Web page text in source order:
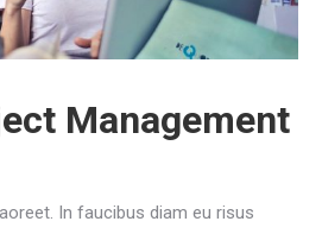
Management
In faucibus diam eu risus